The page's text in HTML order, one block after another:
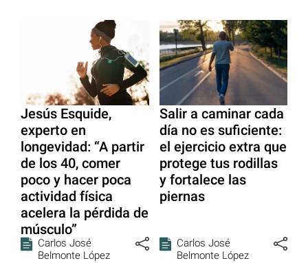
Jesús Esquide,
experto en
longevidad: “A partir
de los 40, comer
poco y hacer poca
actividad física
acelera la pérdida de
músculo”
Carlos José
Belmonte López
Salir a caminar cada
día no es suficiente:
el ejercicio extra que
protege tus rodillas
y fortalece las
piernas
Carlos José
Belmonte López